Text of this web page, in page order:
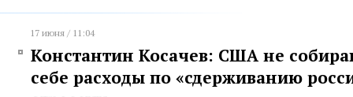
17 июня / 11:04
Константин Косачев: США не
себе расходы по «сдерживанию